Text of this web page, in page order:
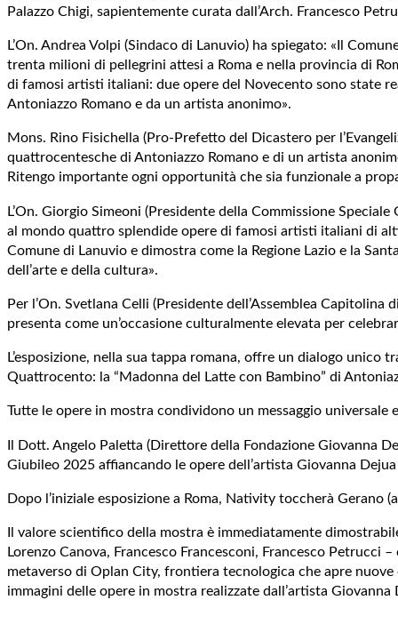
Palazzo Chigi, sapientemente curata dall’Arch. Francesco
L’On. Andrea Volpi (Sindaco di Lanuvio) ha spiegato: «Il
trenta milioni di pellegrini attesi a Roma e nella provincia di
di famosi artisti italiani: due opere del Novecento sono state
Antoniazzo Romano e da un artista anonimo».
Mons. Rino Fisichella (Pro-Prefetto del Dicastero per
quattrocentesche di Antoniazzo Romano e di un artista
Ritengo importante ogni opportunità che sia funzionale a
L’On. Giorgio Simeoni (Presidente della Commissione
al mondo quattro splendide opere di famosi artisti italiani di
Comune di Lanuvio e dimostra come la Regione Lazio e la
dell’arte e della cultura».
Per l’On. Svetlana Celli (Presidente dell’Assemblea
presenta come un’occasione culturalmente elevata per
L’esposizione, nella sua tappa romana, offre un dialogo
Quattrocento: la “Madonna del Latte con Bambino” di
Tutte le opere in mostra condividono un messaggio
Il Dott. Angelo Paletta (Direttore della Fondazione Giovanna
Giubileo 2025 affiancando le opere dell’artista Giovanna
Dopo l’iniziale esposizione a Roma, Nativity toccherà Gerano
Il valore scientifico della mostra è immediatamente
Lorenzo Canova, Francesco Francesconi, Francesco
metaverso di Oplan City, frontiera tecnologica che apre
immagini delle opere in mostra realizzate dall’artista Giovanna